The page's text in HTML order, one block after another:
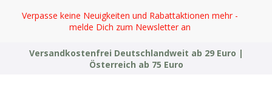
Zum Hauptinhalt springen
Verpasse keine Neuigkeiten und Rabattaktionen mehr -
melde Dich zum Newsletter an
Versandkostenfrei Deutschlandweit ab 29 Euro |
Österreich ab 75 Euro